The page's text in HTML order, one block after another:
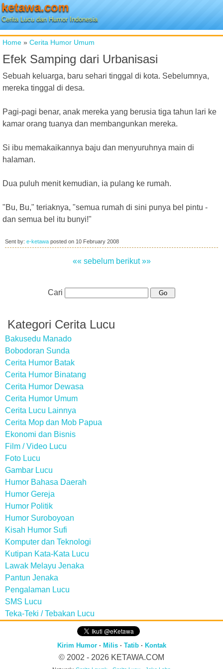
ketawa.com
Cerita Lucu dan Humor Indonesia
Home » Cerita Humor Umum
Efek Samping dari Urbanisasi
Sebuah keluarga, baru sehari tinggal di kota. Sebelumnya,
mereka tinggal di desa.
Pagi-pagi benar, anak mereka yang berusia tiga tahun lari ke
kamar orang tuanya dan membangunkan mereka.
Si ibu memakaikannya baju dan menyuruhnya main di
halaman.
Dua puluh menit kemudian, ia pulang ke rumah.
"Bu, Bu," teriaknya, "semua rumah di sini punya bel pintu -
dan semua bel itu bunyi!"
Sent by: e-ketawa posted on 10 February 2008
«« sebelum berikut »»
Cari
Kategori Cerita Lucu
Bakusedu Manado
Bobodoran Sunda
Cerita Humor Batak
Cerita Humor Binatang
Cerita Humor Dewasa
Cerita Humor Umum
Cerita Lucu Lainnya
Cerita Mop dan Mob Papua
Ekonomi dan Bisnis
Film / Video Lucu
Foto Lucu
Gambar Lucu
Humor Bahasa Daerah
Humor Gereja
Humor Politik
Humor Suroboyoan
Kisah Humor Sufi
Komputer dan Teknologi
Kutipan Kata-Kata Lucu
Lawak Melayu Jenaka
Pantun Jenaka
Pengalaman Lucu
SMS Lucu
Teka-Teki / Tebakan Lucu
Kirim Humor· Milis· Tatib· Kontak
© 2002 - 2026 KETAWA.COM